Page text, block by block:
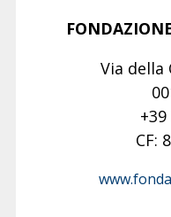
Via della
+39
CF: